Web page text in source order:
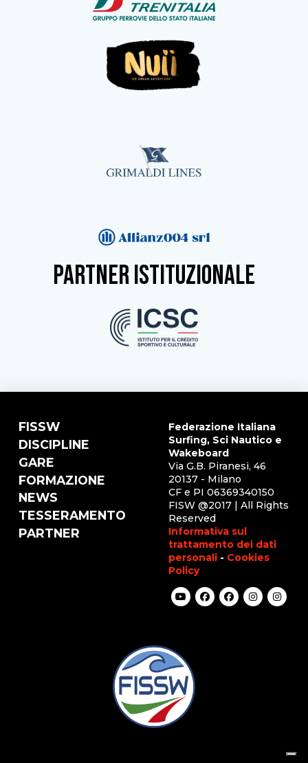
partner istituzionale
FISSW
DISCIPLINE
GARE
FORMAZIONE
NEWS
TESSERAMENTO
PARTNER
Federazione Italiana
Surfing, Sci Nautico e
Wakeboard
Via G.B. Piranesi, 46
20137 - Milano
CF e PI 06369340150
FISW @2017 | All Rights
Reserved
Informativa sul
trattamento dei dati
personali - Cookies
Policy